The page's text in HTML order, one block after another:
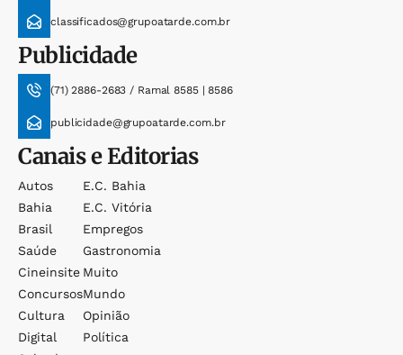
classificados@grupoatarde.com.br
Publicidade
(71) 2886-2683 / Ramal 8585 | 8586
publicidade@grupoatarde.com.br
Canais e Editorias
Autos
Bahia
Brasil
Saúde
Cineinsite
Concursos
Cultura
Digital
E.c. Bahia
E.c. Vitória
Empregos
Gastronomia
Muito
Mundo
Opinião
Política